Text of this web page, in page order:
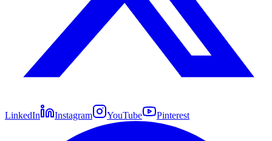
LinkedIn Instagram YouTube Pinterest